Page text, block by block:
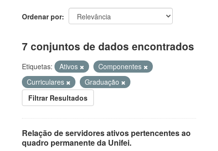
Ordenar por
7 conjuntos de dados encontrados
Etiquetas: Ativos
Componentes
Curriculares
Graduação
Filtrar Resultados
Relação de servidores ativos pertencentes ao
quadro permanente da Unifei.